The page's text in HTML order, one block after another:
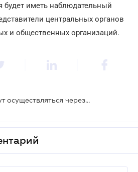
будет иметь наблюдательный
центральных органов
и общественных организаций.
Закупки лекарств будут осуществляться через национальную систему